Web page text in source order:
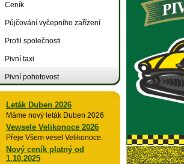
Ceník
Půjčování vyčepního zařízení
Profil společnosti
Pivní taxi
Pivní pohotovost
Leták Duben 2026
Máme nový leták Duben 2026
Vewsele Velikonoce 2026
Přeje Všem vesel Velikonoce.
Nový ceník platný od
1.10.2025